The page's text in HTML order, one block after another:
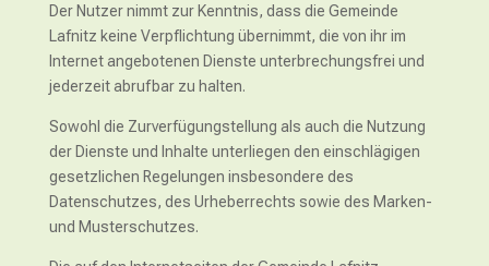
Der Nutzer nimmt zur Kenntnis, dass die Gemeinde
Lafnitz keine Verpflichtung übernimmt, die von ihr im
Internet angebotenen Dienste unterbrechungsfrei und
jederzeit abrufbar zu halten.
Sowohl die Zurverfügungstellung als auch die Nutzung
der Dienste und Inhalte unterliegen den einschlägigen
gesetzlichen Regelungen insbesondere des
Datenschutzes, des Urheberrechts sowie des Marken-
und Musterschutzes.